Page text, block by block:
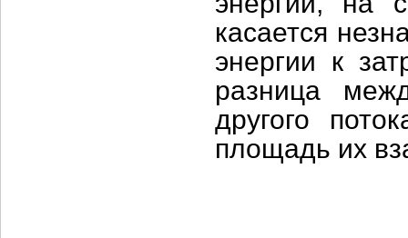
касается
энергии к
разница
другого
площадь их